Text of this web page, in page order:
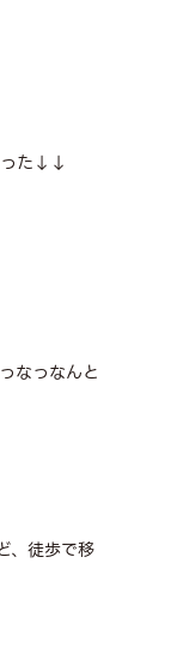
った↓↓
なっなんと
、徒歩で移